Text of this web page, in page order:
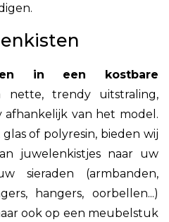
in een kostbare
trendy uitstraling,
afhankelijk van het model.
of polyresin, bieden wij
juwelenkistjes naar uw
sieraden (armbanden,
hangers, oorbellen...)
ook op een meubelstuk